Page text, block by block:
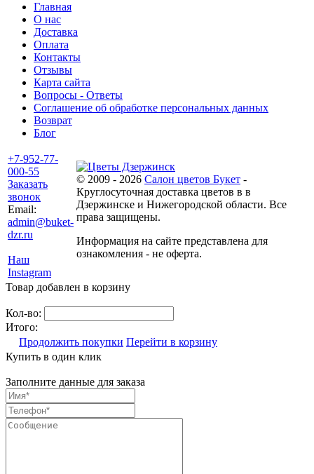
Главная
О нас
Доставка
Оплата
Контакты
Отзывы
Карта сайта
Вопросы - Ответы
Соглашение об обработке персональных данных
Возврат
Блог
+7-952-77-
000-55
Заказать
звонок
Email:
admin@buket-
dzr.ru
Наш
Instagram
© 2009 - 2026 Салон цветов Букет -
Круглосуточная доставка цветов в в
Дзержинске и Нижегородской области. Все
права защищены.
Информация на сайте представлена для
ознакомления - не оферта.
Товар добавлен в корзину
Кол-во:
Итого:
Продолжить покупки Перейти в корзину
Купить в один клик
Заполните данные для заказа